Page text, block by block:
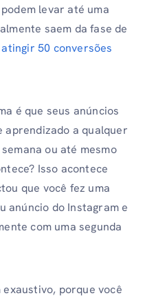
levar até uma
saem da fase de
atingir 50 conversões
é que seus anúncios
aprendizado a qualquer
ou até mesmo
Isso acontece
que você fez uma
anúncio do Instagram e
com uma segunda
porque você